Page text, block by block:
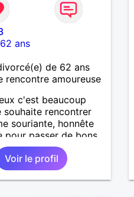
62 ans
de 62 ans
rencontre amoureuse
c'est beaucoup
souhaite rencontrer
souriante, honnête
pour passer de bons
qui aime plaisanter, se
partager, je le
notre complicité.
les chantiers
Voir le profil